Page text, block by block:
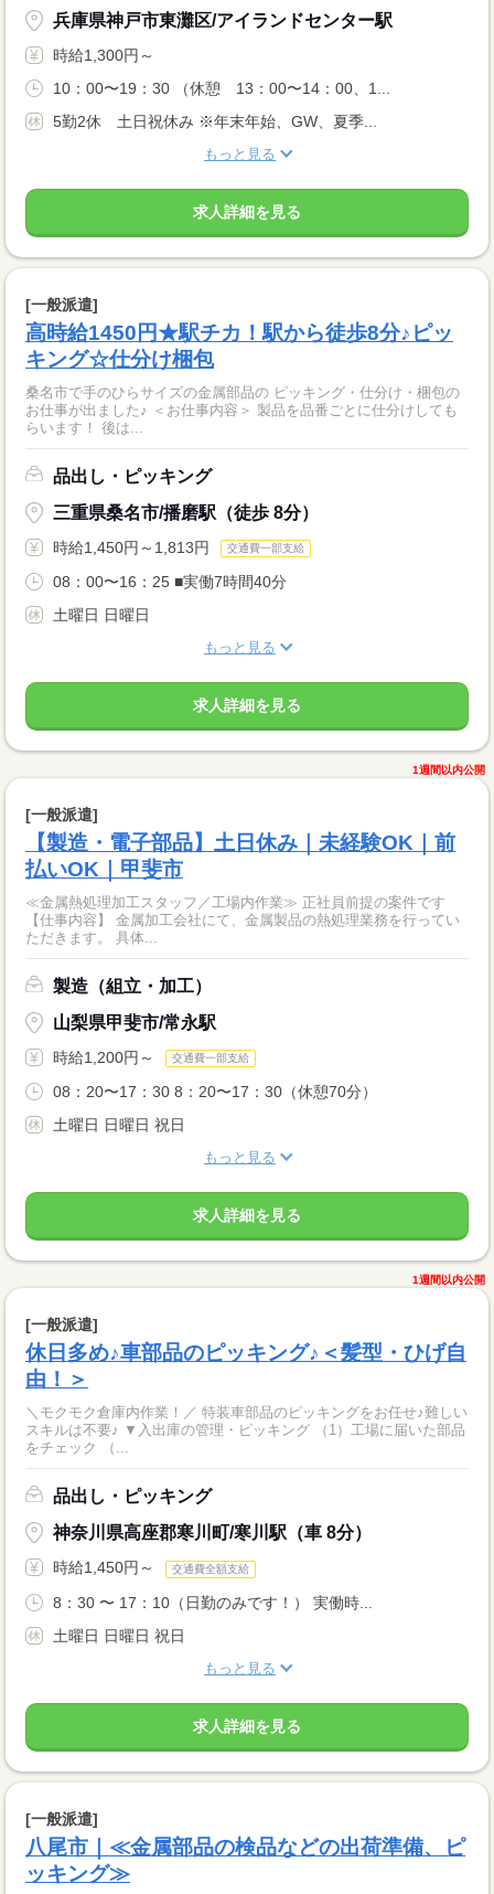
兵庫県神戸市東灘区/アイランドセンター駅
時給1,300円～
10：00〜19：30 （休憩 13：00〜14：00、1...
5勤2休 土日祝休み ※年末年始、GW、夏季...
もっと見る
求人詳細を見る
[一般派遣]
高時給1450円★駅チカ！駅から徒歩8分♪ピッ
キング☆仕分け梱包
桑名市で手のひらサイズの金属部品の ピッキング・仕分け・梱包の
お仕事が出ました♪ ＜お仕事内容＞ 製品を品番ごとに仕分けしても
らいます！ 後は...
品出し・ピッキング
三重県桑名市/播磨駅（徒歩 8分）
時給1,450円～1,813円 交通費一部支給
08：00〜16：25 ■実働7時間40分
土曜日 日曜日
もっと見る
求人詳細を見る
1週間以内公開
[一般派遣]
【製造・電子部品】土日休み｜未経験OK｜前
払いOK｜甲斐市
≪金属熱処理加工スタッフ／工場内作業≫ 正社員前提の案件です
【仕事内容】 金属加工会社にて、金属製品の熱処理業務を行ってい
ただきます。 具体...
製造（組立・加工）
山梨県甲斐市/常永駅
時給1,200円～ 交通費一部支給
08：20〜17：30 8：20〜17：30（休憩70分）
土曜日 日曜日 祝日
もっと見る
求人詳細を見る
1週間以内公開
[一般派遣]
休日多め♪車部品のピッキング♪＜髪型・ひげ自
由！＞
＼モクモク倉庫内作業！／ 特装車部品のピッキングをお任せ♪難しい
スキルは不要♪ ▼入出庫の管理・ピッキング （1）工場に届いた部品
をチェック （...
品出し・ピッキング
神奈川県高座郡寒川町/寒川駅（車 8分）
時給1,450円～ 交通費全額支給
8：30 〜 17：10（日勤のみです！） 実働時...
土曜日 日曜日 祝日
もっと見る
求人詳細を見る
[一般派遣]
八尾市｜≪金属部品の検品などの出荷準備、ピ
ッキング≫